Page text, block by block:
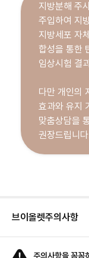
지방분해 주
주입하여 지
지방세포 자
합성을 통한
임상시험 결
다만 개인의
효과와 유지
맞춤상담을
권장드립니
브이올렛주의사항
주의사항을 꼼꼼